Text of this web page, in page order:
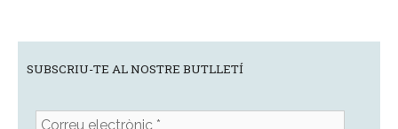
SUBSCRIU-TE AL NOSTRE BUTLLETÍ
Correu